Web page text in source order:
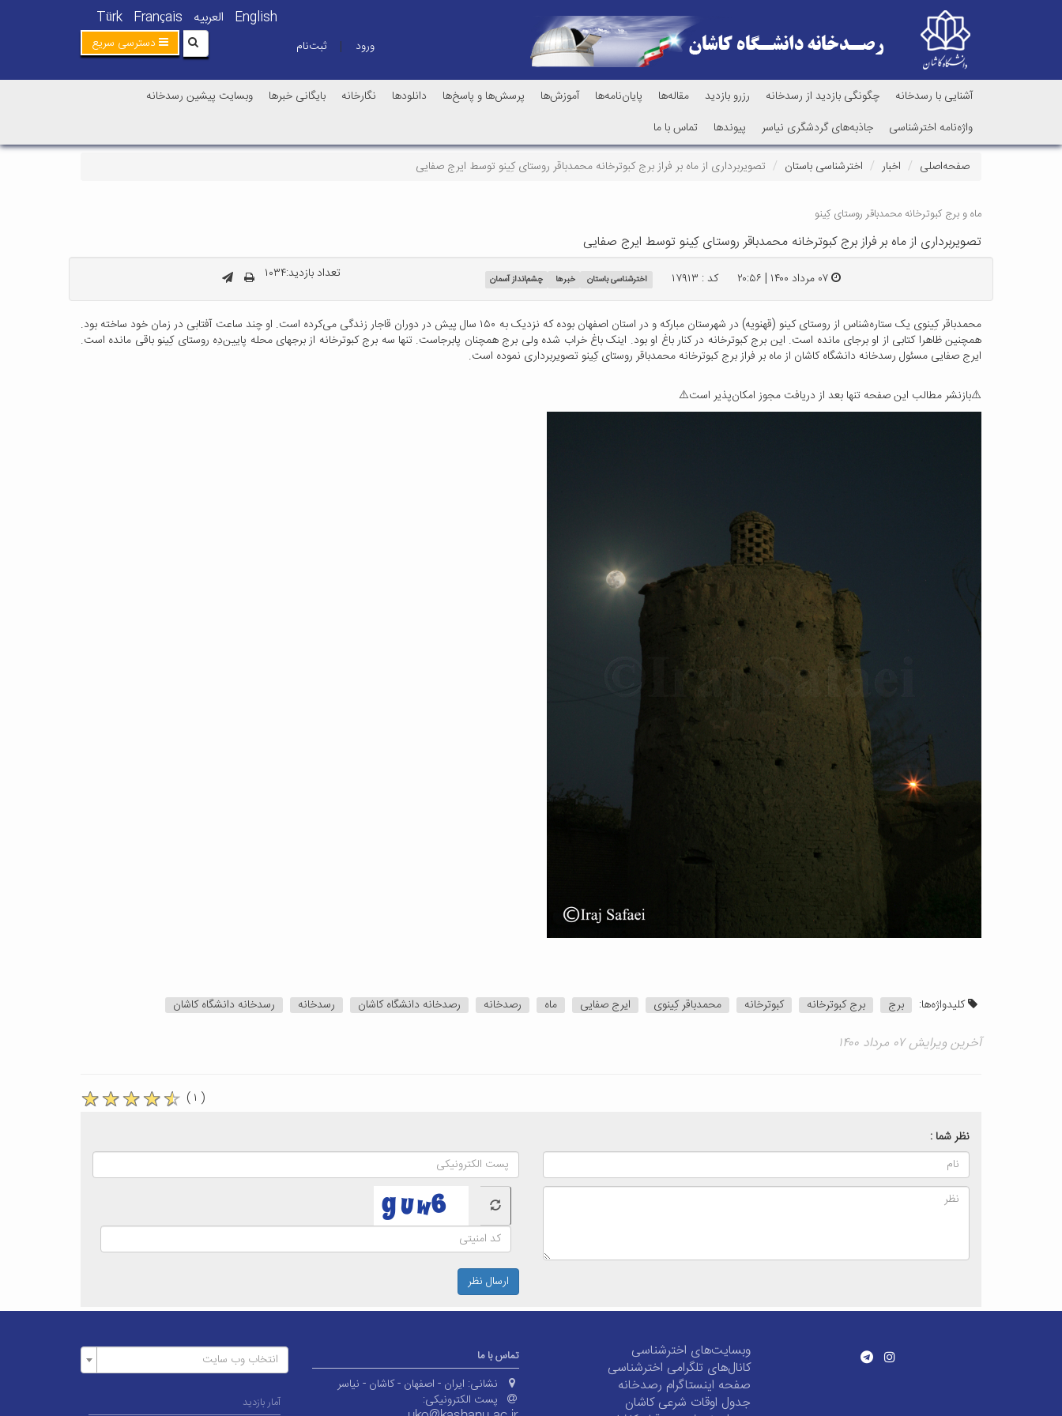
English العربیه Français
Türk
ورود | ثبت‌نام دسترسی سریع
آشنایی با رسدخانه چگونگی بازدید از رسدخانه رزرو بازدید مقاله‌ها پایان‌نامه‌ها آموزش‌ها پرسش‌ها و پاسخ‌ها دانلودها نگارخانه بایگانی خبرها
وبسایت پیشین رسدخانه
واژه‌نامه اخترشناسی
جاذبه‌های گردشگری نیاسر پیوندها تماس با ما
صفحه‌اصلی اخبار اخترشناسی باستان تصویربرداری از ماه بر فراز برج کبوترخانه محمدباقر روستای کِینو توسط ایرج صفایی
ماه و برج کبوترخانه محمدباقر روستای کِینو
تصویربرداری از ماه بر فراز برج کبوترخانه محمدباقر روستای کِینو توسط ایرج صفایی
۰۷ مرداد ۱۴۰۰ | ۲۰:۵۶ کد : ۱۷۹۱۳ اخترشناسی باستان خبرها چشم‌انداز آسمان تعداد بازدید:۱۰۳۴
محمدباقر کِینوی یک ستاره‌شناس از روستای کینو (قهنویه) در شهرستان مبارکه و در استان اصفهان بوده که نزدیک به ۱۵۰ سال پیش در دوران قاجار زندگی می‌کرده است. او چند ساعت آفتابی در زمان خود ساخته بود.
همچنین ظاهرا کتابی از او برجای مانده است. این برج کبوترخانه در کنار باغ او بود. اینک باغ خراب شده ولی برج همچنان پابرجاست. تنها سه برج کبوترخانه از برجهای محله پایین‌دِه روستای کِینو باقی مانده است.
ایرج صفایی مسئول رسدخانه دانشگاه کاشان از ماه بر فراز برج کبوترخانه محمدباقر روستای کِینو تصویربرداری نموده است.
⚠️بازنشر مطالب این صفحه تنها بعد از دریافت مجوز امکان‌پذیر است⚠️
کلیدواژه‌ها: برج برج کبوترخانه کبوترخانه محمدباقر کِینوی ایرج صفایی ماه رصدخانه رصدخانه دانشگاه کاشان رسدخانه رسدخانه دانشگاه کاشان
آخرین ویرایش ۰۷ مرداد ۱۴۰۰
( ۱ )
نظر شما :
ارسال نظر
وبسایت‌های اخترشناسی
کانال‌های تلگرامی اخترشناسی
صفحه اینستاگرام رصدخانه
جدول اوقات شرعی کاشان
تماس با ما
نشانی: ایران - اصفهان - کاشان - نیاسر
پست الکترونیکی:
انتخاب وب سایت
آمار بازدید